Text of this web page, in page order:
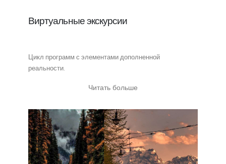
Виртуальные экскурсии
Цикл программ с элементами дополненной
реальности.
Читать больше